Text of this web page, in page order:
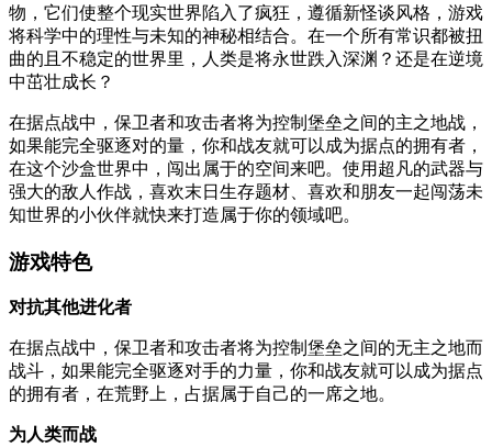
物，它们使整个现实世界陷入了疯狂，遵循新怪谈风格，游戏
将科学中的理性与未知的神秘相结合。在一个所有常识都被扭
曲的且不稳定的世界里，人类是将永世跌入深渊？还是在逆境
中茁壮成长？
在据点战中，保卫者和攻击者将为控制堡垒之间的主之地战，
如果能完全驱逐对的量，你和战友就可以成为据点的拥有者，
在这个沙盒世界中，闯出属于的空间来吧。使用超凡的武器与
强大的敌人作战，喜欢末日生存题材、喜欢和朋友一起闯荡未
知世界的小伙伴就快来打造属于你的领域吧。
游戏特色
对抗其他进化者
在据点战中，保卫者和攻击者将为控制堡垒之间的无主之地而
战斗，如果能完全驱逐对手的力量，你和战友就可以成为据点
的拥有者，在荒野上，占据属于自己的一席之地。
为人类而战